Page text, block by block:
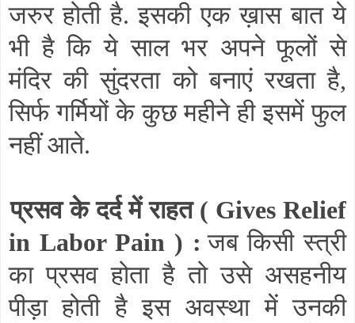
जरुर होती है. इसकी एक ख़ास बात ये
भी है कि ये साल भर अपने फूलों से
मंदिर की सुंदरता को बनाएं रखता है,
सिर्फ गर्मियों के कुछ महीने ही इसमें फुल
नहीं आते.
प्रसव के दर्द में राहत ( Gives Relief
in Labor Pain ) : जब किसी स्त्री
का प्रसव होता है तो उसे असहनीय
पीड़ा होती है इस अवस्था में उनकी